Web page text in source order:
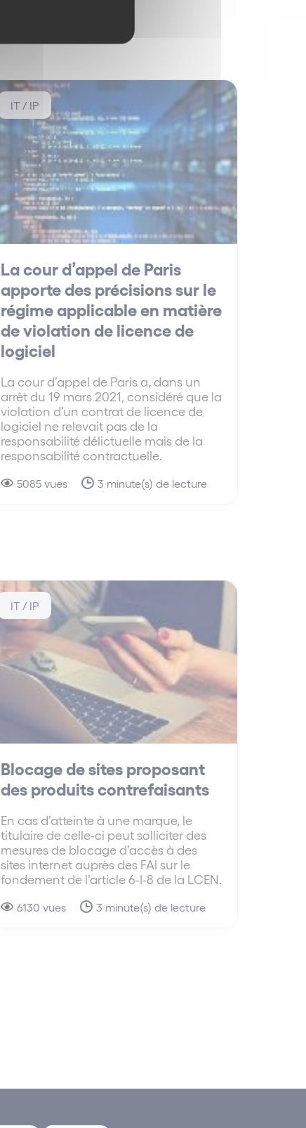
IT / IP
La cour d’appel de Paris
apporte des précisions sur le
régime applicable en matière
de violation de licence de
logiciel
La cour d’appel de Paris a, dans un
arrêt du 19 mars 2021, considéré que la
violation d’un contrat de licence de
logiciel ne relevait pas de la
responsabilité délictuelle mais de la
responsabilité contractuelle.
5085 vues 3 minute(s) de lecture
IT / IP
Blocage de sites proposant
des produits contrefaisants
En cas d’atteinte à une marque, le
titulaire de celle-ci peut solliciter des
mesures de blocage d’accès à des
sites internet auprès des FAI sur le
fondement de l’article 6-I-8 de la LCEN.
6130 vues 3 minute(s) de lecture